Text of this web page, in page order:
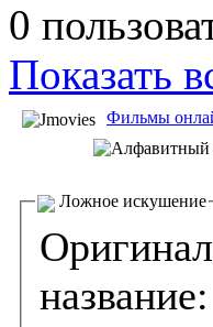
0
Показать
Фильмы
Ложное искушение
название: